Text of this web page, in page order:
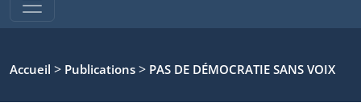
Accueil > Publications > PAS DE DÉMOCRATIE SANS VOIX